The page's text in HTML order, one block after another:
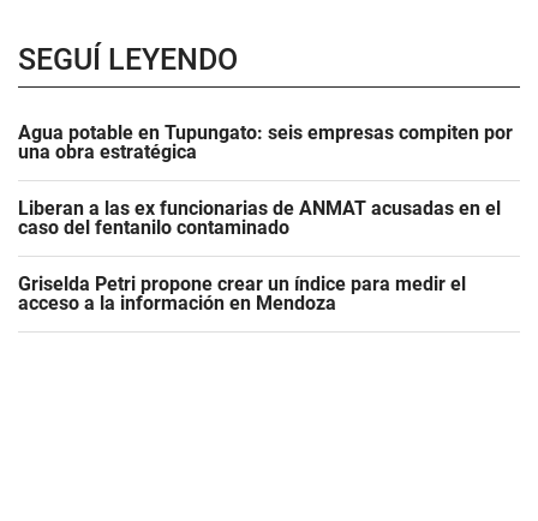
SEGUÍ LEYENDO
Agua potable en Tupungato: seis empresas compiten por
una obra estratégica
Liberan a las ex funcionarias de ANMAT acusadas en el
caso del fentanilo contaminado
Griselda Petri propone crear un índice para medir el
acceso a la información en Mendoza